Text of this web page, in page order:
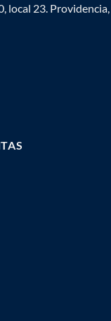
local 23.